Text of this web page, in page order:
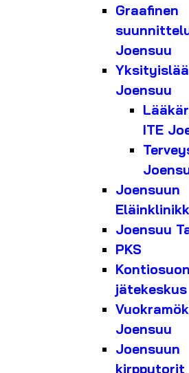
Graafinen
Joensuu
Joensuu
ITE
Joensuun
Joensuu
PKS
Kontiosuon
jätekeskus
Joensuu
Joensuun
kirpputorit